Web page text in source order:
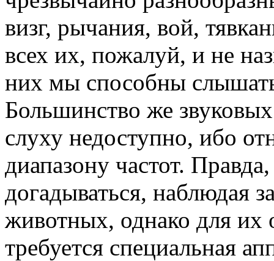
визг, рычания, вой,
всех их, пожалуй, и не
них мы способны
Большинство же
слуху недоступно, ибо
диапазону частот.
догадываться, наблюдая
животных, однако для их
требуется специальная